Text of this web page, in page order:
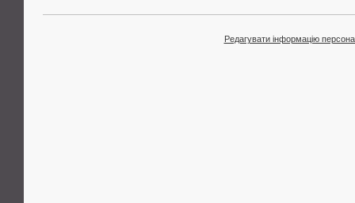
Редагувати інформацію